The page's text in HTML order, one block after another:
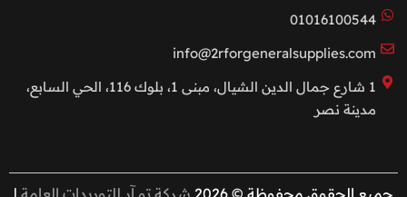
01016100544
info@2rforgeneralsupplies.com
1 شارع جمال الدين الشيال، مبنى 1، بلوك 116، الحي السابع،
مدينة نصر